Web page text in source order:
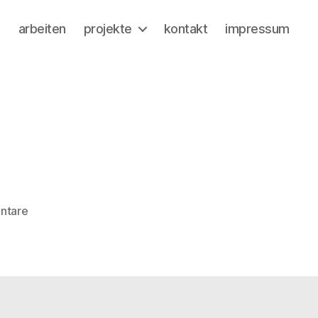
arbeiten projekte kontakt impressum
zu